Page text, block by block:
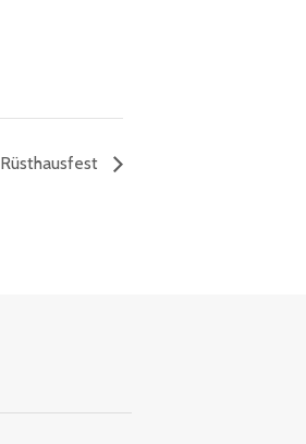
Rüsthausfest